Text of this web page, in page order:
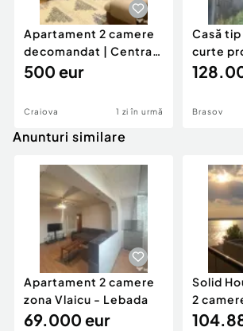
Apartament 2 camere
decomandat | Centrală
proprie | 60 mp |
500 eur
Craiova 1 zi în urmă
Casă
curte
pentru
Brasov
Anunturi similare
Apartament 2 camere
zona Vlaicu - Lebada
69.000 eur
Solid
2